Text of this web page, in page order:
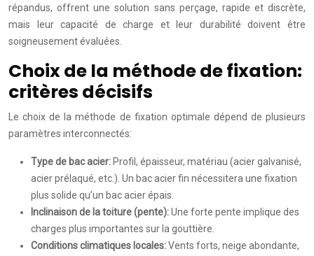
répandus, offrent une solution sans perçage, rapide et discrète,
mais leur capacité de charge et leur durabilité doivent être
soigneusement évaluées.
Choix de la méthode de fixation:
critères décisifs
Le choix de la méthode de fixation optimale dépend de plusieurs
paramètres interconnectés:
Type de bac acier: Profil, épaisseur, matériau (acier galvanisé,
acier prélaqué, etc.). Un bac acier fin nécessitera une fixation
plus solide qu’un bac acier épais.
Inclinaison de la toiture (pente):Une forte pente implique des
charges plus importantes sur la gouttière.
Conditions climatiques locales:Vents forts, neige abondante,